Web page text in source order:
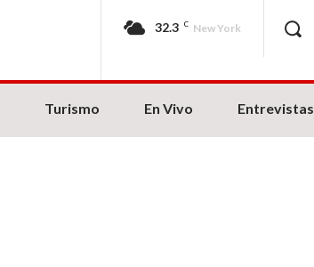
32.3 C New York
Turismo En Vivo Entrevistas